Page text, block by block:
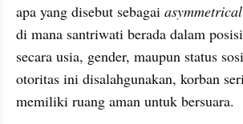
apa yang disebut sebagai
di mana santriwati berada dalam
secara usia, gender, maupun status
otoritas ini disalahgunakan, korban
memiliki ruang aman untuk bersuara.